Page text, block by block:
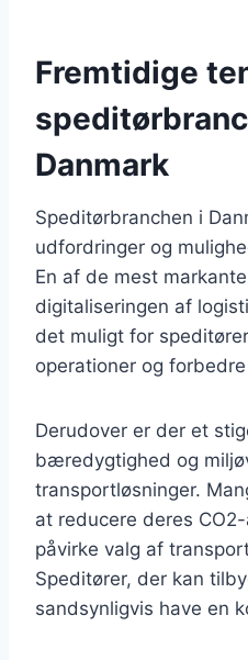
Fremtidige
Danmark
Speditørbranchen i
udfordringer og
En af de mest
digitaliseringen af
det muligt for
operationer og
Derudover er der et
bæredygtighed og
transportløsninger.
at reducere deres
påvirke valg af
Speditører, der kan
sandsynligvis have en